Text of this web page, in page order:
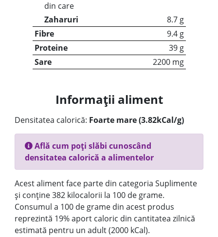
din care
Zaharuri
8.7 g
Fibre
9.4 g
Proteine
39 g
Sare
2200 mg
Informații aliment
Densitatea calorică: Foarte mare (3.82kCal/g)
Află cum poți slăbi cunoscând
densitatea calorică a alimentelor
Acest aliment face parte din categoria Suplimente
și conține 382 kilocalorii la 100 de grame.
Consumul a 100 de grame din acest produs
reprezintă 19% aport caloric din cantitatea zilnică
estimată pentru un adult (2000 kCal).